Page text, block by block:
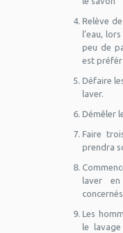
Relève
l’eau,
peu de
est
Défaire
laver.
Démêler
Faire
prendra
laver
Les
le